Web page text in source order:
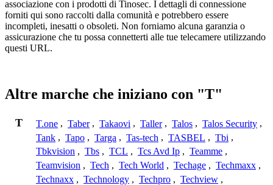
associazione con i prodotti di Tinosec. I dettagli di connessione
forniti qui sono raccolti dalla comunità e potrebbero essere
incompleti, inesatti o obsoleti. Non forniamo alcuna garanzia o
assicurazione che tu possa connetterti alle tue telecamere utilizzando
questi URL.
Altre marche che iniziano con "T"
T T.one , Taber , Takaovi , Taller , Talos , Talos Security ,
Tank , Tapo , Targa , Tas-tech , TASBEL , Tbi ,
Tbkvision , Tbs , TCL , Tcs Avd Ip , Teamme ,
Teamvision , Tech , Tech World , Techage , Techmaxx ,
Technaxx , Technology , Techpro , Techview ,